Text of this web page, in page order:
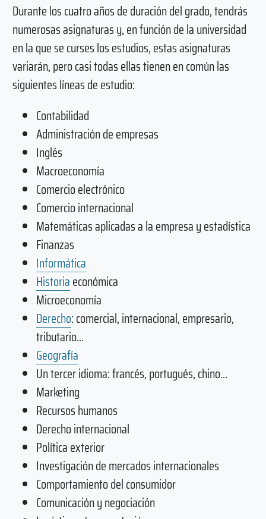
Durante los cuatro años de duración del grado, tendrás
numerosas asignaturas y, en función de la universidad
en la que se curses los estudios, estas asignaturas
variarán, pero casi todas ellas tienen en común las
siguientes líneas de estudio:
Contabilidad
Administración de empresas
Inglés
Macroeconomía
Comercio electrónico
Comercio internacional
Matemáticas aplicadas a la empresa y estadística
Finanzas
Informática
Historiaeconómica
Microeconomía
Derecho: comercial, internacional, empresario,
tributario…
Geografía
Un tercer idioma: francés, portugués, chino…
Marketing
Recursos humanos
Derecho internacional
Política exterior
Investigación de mercados internacionales
Comportamiento del consumidor
Comunicación y negociación